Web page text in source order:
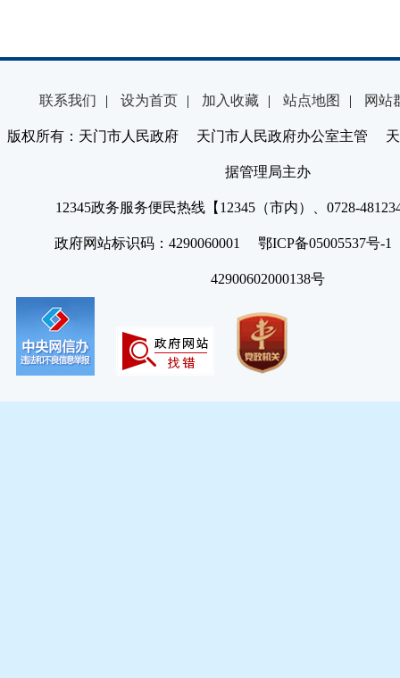
联系我们 | 设为首页 | 加入收藏 | 站点地图 | 网站
版权所有：天门市人民政府 天门市人民政府办公室主管 天
据管理局主办
12345政务服务便民热线【12345（市内）、0728-
政府网站标识码：4290060001 鄂ICP备05005537号
42900602000138号